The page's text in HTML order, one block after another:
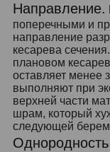
Направление.
поперечными и
направление
кесарева
плановом
оставляет менее
выполняют при
верхней части
шрам, который
следующей
Однородность